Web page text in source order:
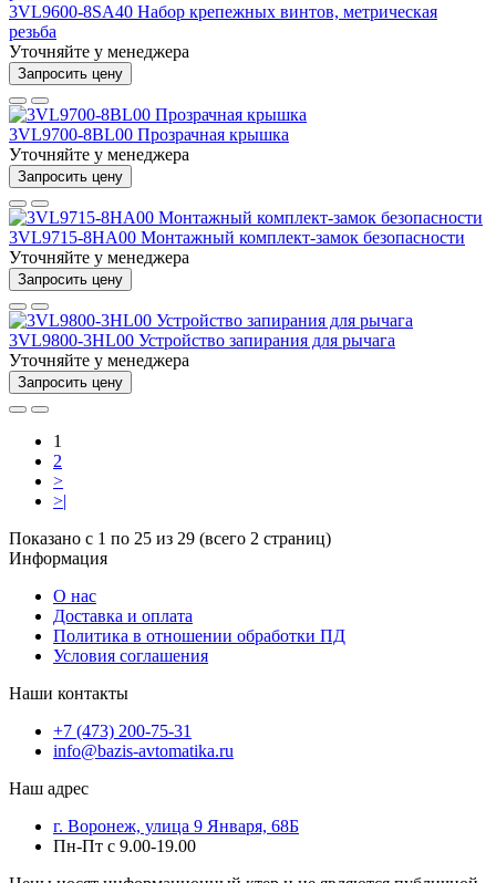
3VL9600-8SA40 Набор крепежных винтов, метрическая
резьба
Уточняйте у менеджера
Запросить цену
3VL9700-8BL00 Прозрачная крышка
Уточняйте у менеджера
Запросить цену
3VL9715-8HA00 Монтажный комплект-замок безопасности
Уточняйте у менеджера
Запросить цену
3VL9800-3HL00 Устройство запирания для рычага
Уточняйте у менеджера
Запросить цену
1
2
>
>|
Показано с 1 по 25 из 29 (всего 2 страниц)
Информация
О нас
Доставка и оплата
Политика в отношении обработки ПД
Условия соглашения
Наши контакты
+7 (473) 200-75-31
info@bazis-avtomatika.ru
Наш адрес
г. Воронеж, улица 9 Января, 68Б
Пн-Пт с 9.00-19.00